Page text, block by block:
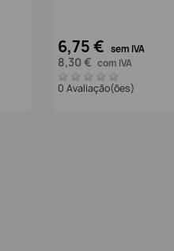
6,75 € sem IVA
8,30 € com IVA
0 Avaliação(ões)